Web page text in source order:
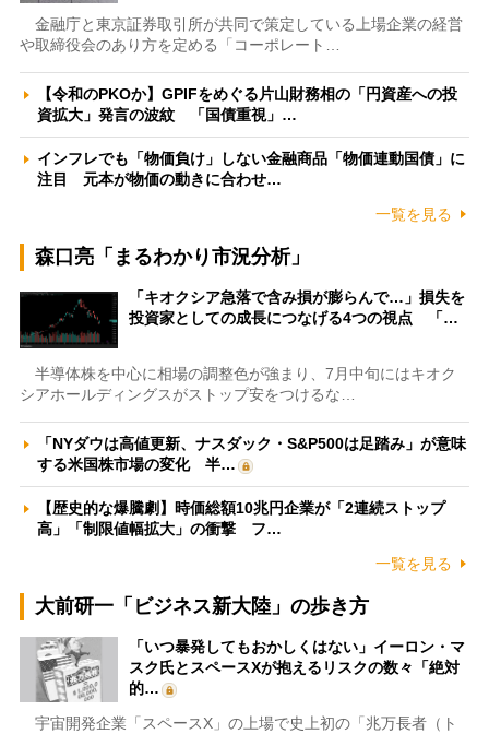
金融庁と東京証券取引所が共同で策定している上場企業の経営
や取締役会のあり方を定める「コーポレート…
【令和のPKOか】GPIFをめぐる片山財務相の「円資産への投
資拡大」発言の波紋 「国債重視」…
インフレでも「物価負け」しない金融商品「物価連動国債」に
注目 元本が物価の動きに合わせ…
一覧を見る
森口亮「まるわかり市況分析」
「キオクシア急落で含み損が膨らんで…」損失を
投資家としての成長につなげる4つの視点 「…
半導体株を中心に相場の調整色が強まり、7月中旬にはキオク
シアホールディングスがストップ安をつけるな…
「NYダウは高値更新、ナスダック・S&P500は足踏み」が意味
する米国株市場の変化 半…
【歴史的な爆騰劇】時価総額10兆円企業が「2連続ストップ
高」「制限値幅拡大」の衝撃 フ…
一覧を見る
大前研一「ビジネス新大陸」の歩き方
「いつ暴発してもおかしくはない」イーロン・マ
スク氏とスペースXが抱えるリスクの数々「絶対
的…
宇宙開発企業「スペースX」の上場で史上初の「兆万長者（ト